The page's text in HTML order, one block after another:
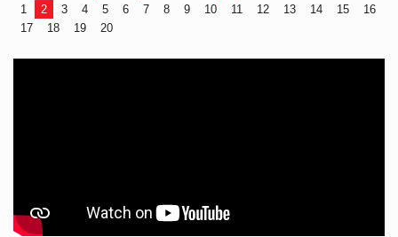
1 2 3 4 5 6 7 8 9 10 11 12 13 14 15
16
17
18 19 20